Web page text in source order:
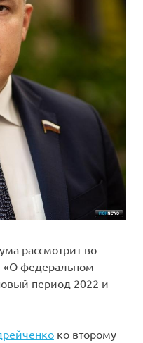
рассмотрит во
«О федеральном
период 2022 и
ко второму